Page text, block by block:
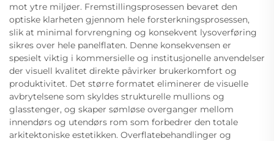
mot ytre miljøer. Fremstillingsprosessen bevaret den
optiske klarheten gjennom hele forsterkningsprosessen,
slik at minimal forvrengning og konsekvent lysoverføring
sikres over hele panelflaten. Denne konsekvensen er
spesielt viktig i kommersielle og institusjonelle anvendelser
der visuell kvalitet direkte påvirker brukerkomfort og
produktivitet. Det større formatet eliminerer de visuelle
avbrytelsene som skyldes strukturelle mullions og
glasstenger, og skaper sømløse overganger mellom
innendørs og utendørs rom som forbedrer den totale
arkitektoniske estetikken. Overflatebehandlinger og